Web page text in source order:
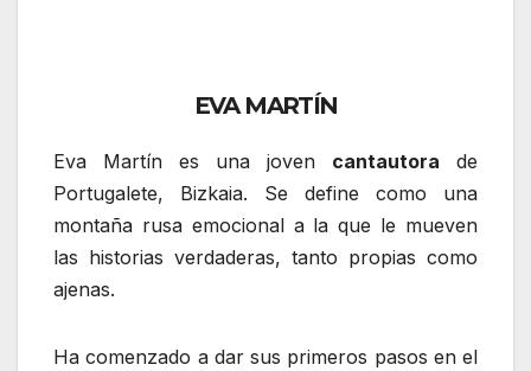
EVA MARTÍN
Eva Martín es una joven cantautora de
Portugalete, Bizkaia. Se define como una
montaña rusa emocional a la que le mueven
las historias verdaderas, tanto propias como
ajenas.
Ha comenzado a dar sus primeros pasos en el